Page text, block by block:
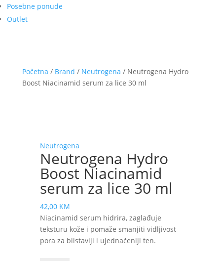
Posebne ponude
Outlet
Početna / Brand / Neutrogena / Neutrogena Hydro
Boost Niacinamid serum za lice 30 ml
Neutrogena
Neutrogena Hydro
Boost Niacinamid
serum za lice 30 ml
42,00 KM
Niacinamid serum hidrira, zaglađuje
teksturu kože i pomaže smanjiti vidljivost
pora za blistaviji i ujednačeniji ten.